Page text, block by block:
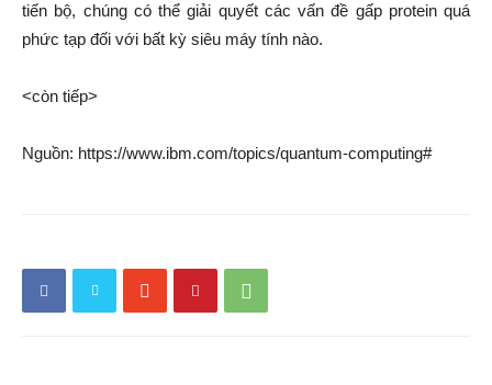
tiến bộ, chúng có thể giải quyết các vấn đề gấp protein quá
phức tạp đối với bất kỳ siêu máy tính nào.
<còn tiếp>
Nguồn: https://www.ibm.com/topics/quantum-computing#